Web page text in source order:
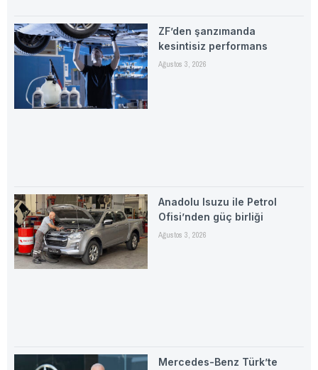
ZF’den şanzımanda
kesintisiz performans
Ağustos 3, 2026
Anadolu Isuzu ile Petrol
Ofisi’nden güç birliği
Ağustos 3, 2026
Mercedes-Benz Türk’te